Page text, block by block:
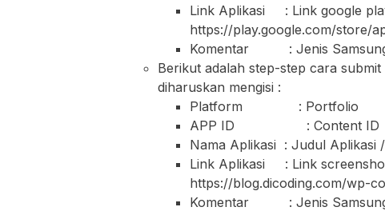
Link Aplikasi : Link google
https://play.google.com/store/
Komentar : Jenis Samsung
Berikut adalah step-step cara
diharuskan mengisi :
Platform : Portfolio
APP ID : Content ID
Nama Aplikasi : Judul Aplikasi
Link Aplikasi : Link
https://blog.dicoding.com/wp-
Komentar : Jenis Samsung